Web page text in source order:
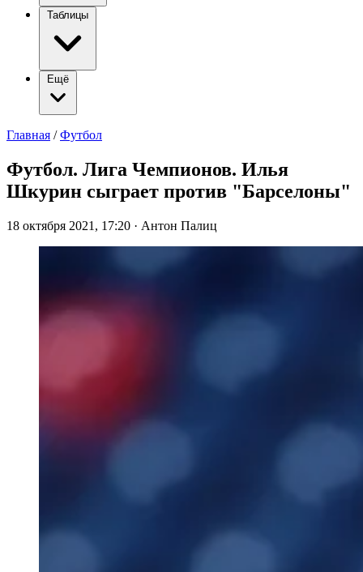
Таблицы
Ещё
Главная / Футбол
Футбол. Лига Чемпионов. Илья
Шкурин сыграет против "Барселоны"
18 октября 2021, 17:20 · Антон Палиц